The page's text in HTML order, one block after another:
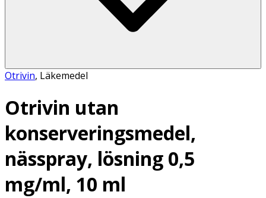
Otrivin, Läkemedel
Otrivin utan
konserveringsmedel,
nässpray, lösning 0,5
mg/ml, 10 ml